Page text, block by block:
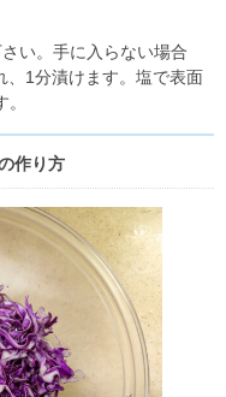
い。手に入らない場合
、1分漬けます。塩で表面
作り方